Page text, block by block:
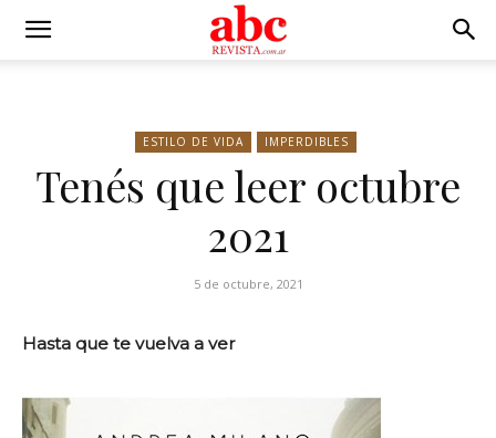
ESTILO DE VIDA IMPERDIBLES
Tenés que leer octubre
2021
5 de octubre, 2021
Hasta que te vuelva a ver